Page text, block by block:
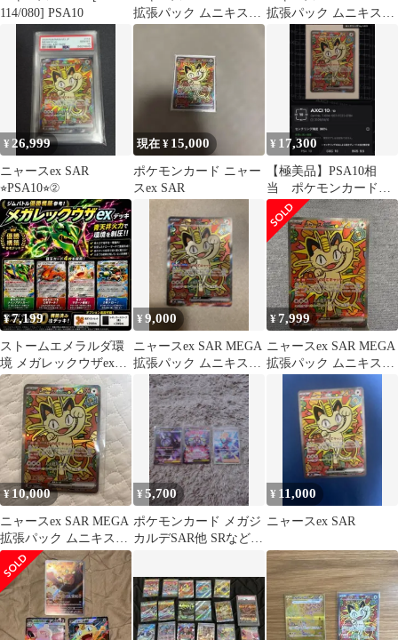
114/080] PSA10
拡張パック ムニキスゼ
ロ キラ 114/080
拡張パック ムニキスゼ
ロ キラ 114/080
¥ 26,999
ニャースex SAR
⭐︎PSA10⭐︎②
現在 ¥ 15,000
ポケモンカード ニャー
スex SAR
¥ 17,300
【極美品】PSA10相
当 ポケモンカード
ニャースex SAR
¥7,199
ストームエメラルダ環
境 メガレックウザexデ
ッキ 構築済み
¥9,000
ニャースex SAR MEGA
拡張パック ムニキスゼ
ロ キラ 114/080
¥7,999
ニャースex SAR MEGA
拡張パック ムニキスゼ
¥ 10,000
ニャースex SAR MEGA
拡張パック ムニキスゼ
ロ キラ 114/080
¥5,700
ポケモンカード メガジ
カルデSAR他 SRなど 7
¥ 11,000
ニャースex SAR